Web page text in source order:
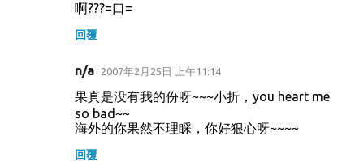
啊???=口=
回覆
n/a 2007年2月25日 上午11:14
果真是没有我的份呀~~~小折，you heart me
so bad~~
海外的你果然不理睬，你好狠心呀~~~~
回覆